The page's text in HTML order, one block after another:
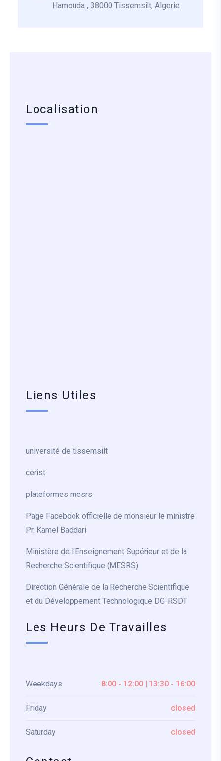
Hamouda , 38000 Tissemsilt, Algerie
Localisation
Liens Utiles
université de tissemsilt
cerist
plateformes mesrs
Page Facebook officielle de monsieur le ministre
Pr. Kamel Baddari
Ministère de l’Enseignement Supérieur et de la
Recherche Scientifique (MESRS)
Direction Générale de la Recherche Scientifique
et du Développement Technologique DG-RSDT
Les Heurs De Travailles
Weekdays 8:00 - 12:00 | 13:30 - 16:00
Friday closed
Saturday closed